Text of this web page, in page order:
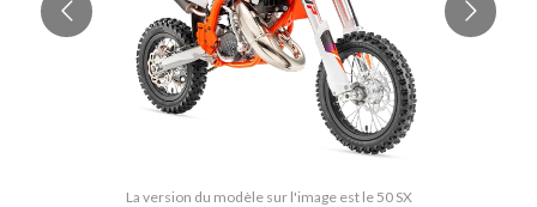
La version du modèle sur l'image est le 50 SX